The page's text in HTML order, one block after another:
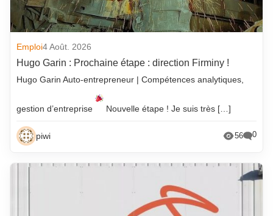
Emploi4 Août. 2026
Hugo Garin : Prochaine étape : direction Firminy !
Hugo Garin Auto-entrepreneur | Compétences analytiques,
gestion d’entreprise Nouvelle étape ! Je suis très […]
piwi 56 0